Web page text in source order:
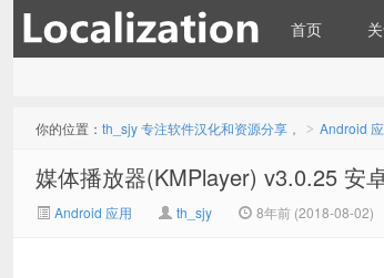
首页
最新消息：
你的位置： th_sjy 专注软件汉化和资源分享， > Android
媒体播放器(KMPlayer) v3.0.25 安
Android 应用 th_sjy 8年前 (2018-08-02)